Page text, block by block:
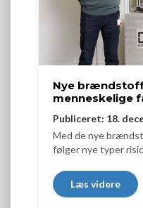
Nye
menneskelige
Publiceret: 18.
Med de nye
følger nye typer
Læs videre